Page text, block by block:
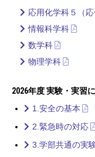
応用化学科５（応
情報科学科
数学科
物理学科
2026年度 実験・実習
1.安全の基本
2.緊急時の対応
3.学部共通の実